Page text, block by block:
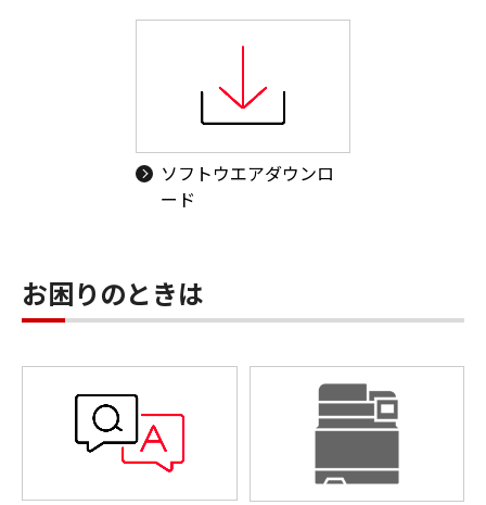
ソフトウエアダウンロ
ード
お困りのときは